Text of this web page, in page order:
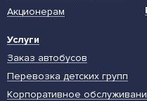
Акционерам
Услуги
Заказ автобусов
Перевозка детских групп
Корпоративное